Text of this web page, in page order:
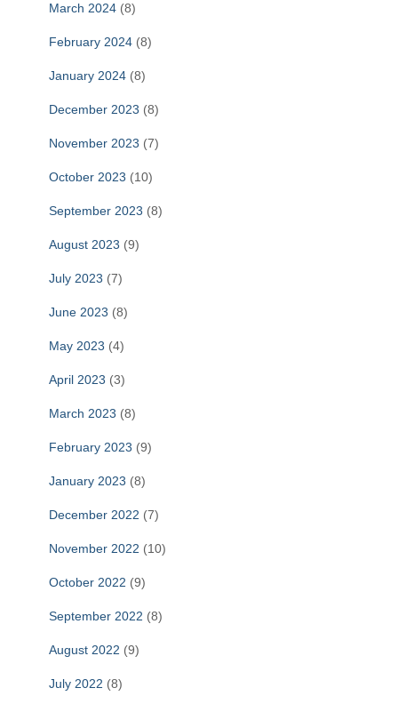
March 2024 (8)
February 2024 (8)
January 2024 (8)
December 2023 (8)
November 2023 (7)
October 2023 (10)
September 2023 (8)
August 2023 (9)
July 2023 (7)
June 2023 (8)
May 2023 (4)
April 2023 (3)
March 2023 (8)
February 2023 (9)
January 2023 (8)
December 2022 (7)
November 2022 (10)
October 2022 (9)
September 2022 (8)
August 2022 (9)
July 2022 (8)